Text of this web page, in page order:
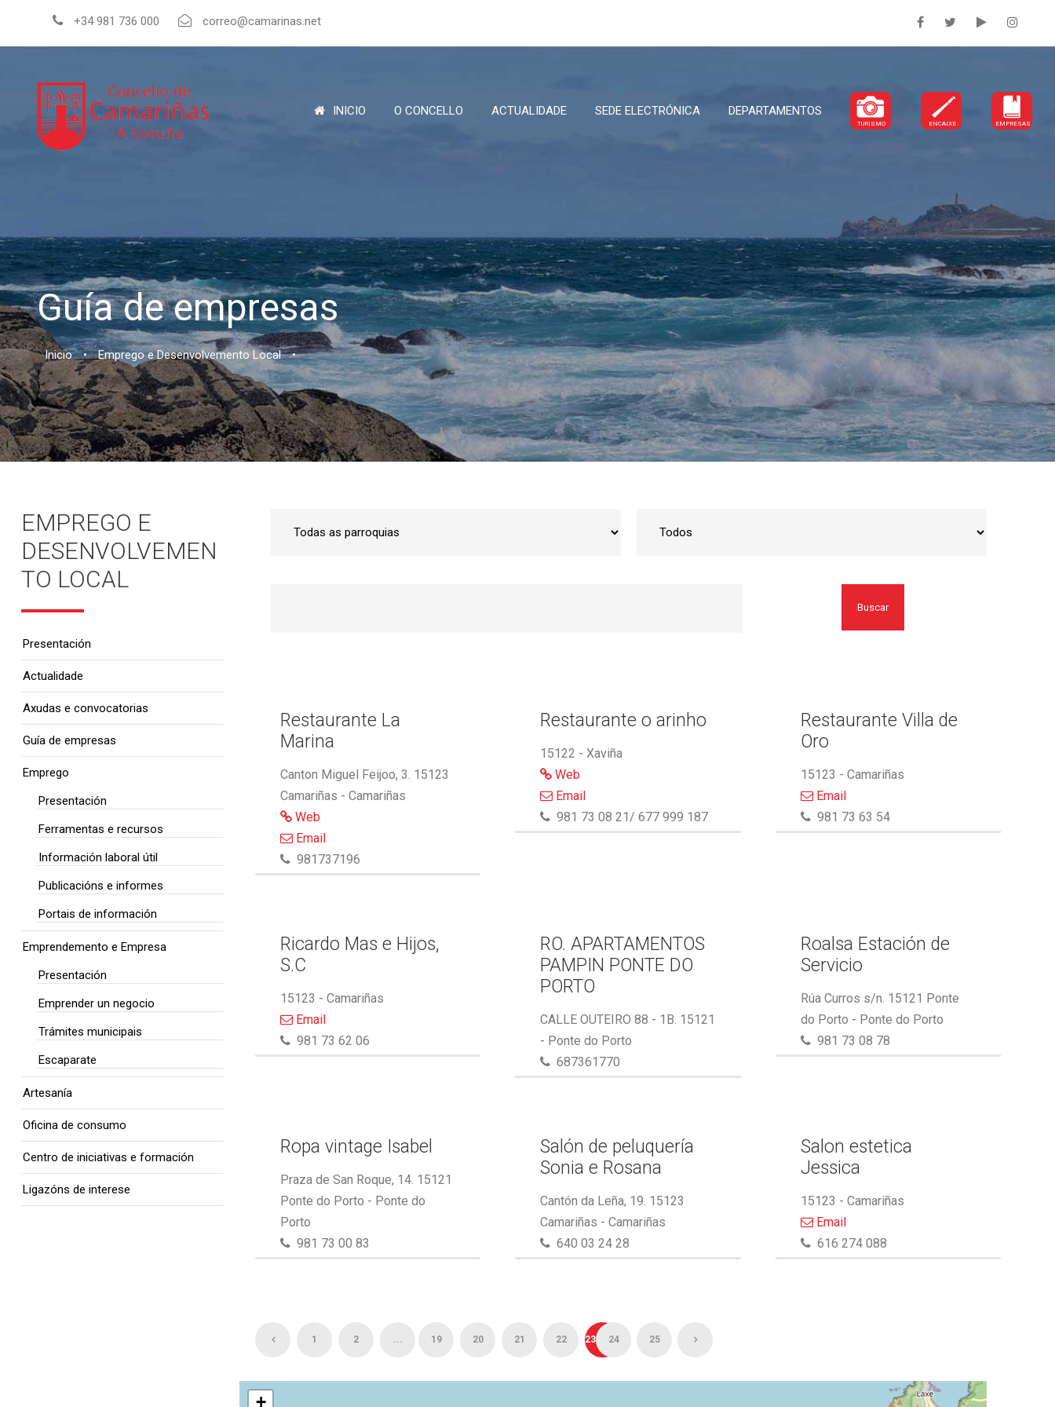
+34 981 736 000 correo@camarinas.net
INICIO O CONCELLO ACTUALIDADE SEDE ELECTRÓNICA DEPARTAMENTOS
TURISMO ENCAIXE EMPRESAS
Guía de empresas
Inicio • Emprego e Desenvolvemento Local •
Buscar
Restaurante La
Marina
Canton Miguel Feijoo, 3. 15123
Camariñas - Camariñas
Web
Email
981737196
Restaurante o arinho
15122 - Xaviña
Web
Email
981 73 08 21/ 677 999 187
Restaurante Villa de
Oro
15123 - Camariñas
Email
981 73 63 54
Ricardo Mas e Hijos,
S.C
15123 - Camariñas
Email
981 73 62 06
RO. APARTAMENTOS
PAMPIN PONTE DO
PORTO
CALLE OUTEIRO 88 - 1B. 15121
- Ponte do Porto
687361770
Roalsa Estación de
Servicio
Rúa Curros s/n. 15121 Ponte
do Porto - Ponte do Porto
981 73 08 78
Ropa vintage Isabel
Praza de San Roque, 14. 15121
Ponte do Porto - Ponte do
Porto
981 73 00 83
Salón de peluquería
Sonia e Rosana
Cantón da Leña, 19. 15123
Camariñas - Camariñas
640 03 24 28
Salon estetica
Jessica
15123 - Camariñas
Email
616 274 088
1 2 ... 19 20 21 22 23 24 25
+
EMPREGO E
DESENVOLVEMEN
TO LOCAL
Presentación
Actualidade
Axudas e convocatorias
Guía de empresas
Emprego
Presentación
Ferramentas e recursos
Información laboral útil
Publicacións e informes
Portais de información
Emprendemento e Empresa
Presentación
Emprender un negocio
Trámites municipais
Escaparate
Artesanía
Oficina de consumo
Centro de iniciativas e formación
Ligazóns de interese